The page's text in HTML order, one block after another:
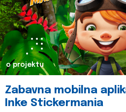
o projektu
Zabavna mobilna
Inke Stickermania